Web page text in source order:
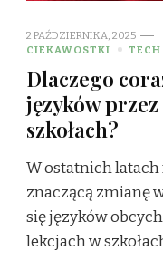
2 PAŹDZIERNIKA, 2025
CIEKAWOSTKI
TECH
Dlaczego
języków
szkołach?
W ostatnich
znaczącą zmianę
się języków
lekcjach w